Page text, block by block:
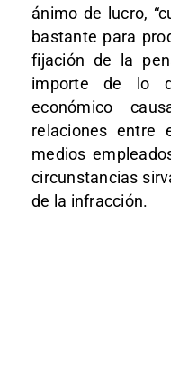
ánimo de lucro,
bastante para
fijación de la
importe de lo
económico
relaciones entre
medios
circunstancias
de la infracción.